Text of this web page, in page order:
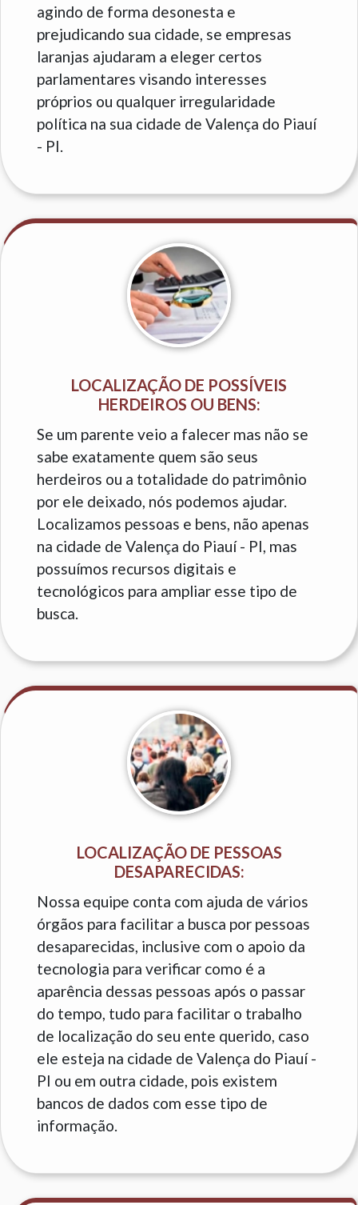
agindo de forma desonesta e
prejudicando sua cidade, se empresas
laranjas ajudaram a eleger certos
parlamentares visando interesses
próprios ou qualquer irregularidade
política na sua cidade de Valença do Piauí
- PI.
LOCALIZAÇÃO DE POSSÍVEIS
HERDEIROS OU BENS:
Se um parente veio a falecer mas não se
sabe exatamente quem são seus
herdeiros ou a totalidade do patrimônio
por ele deixado, nós podemos ajudar.
Localizamos pessoas e bens, não apenas
na cidade de Valença do Piauí - PI, mas
possuímos recursos digitais e
tecnológicos para ampliar esse tipo de
busca.
LOCALIZAÇÃO DE PESSOAS
DESAPARECIDAS:
Nossa equipe conta com ajuda de vários
órgãos para facilitar a busca por pessoas
desaparecidas, inclusive com o apoio da
tecnologia para verificar como é a
aparência dessas pessoas após o passar
do tempo, tudo para facilitar o trabalho
de localização do seu ente querido, caso
ele esteja na cidade de Valença do Piauí -
PI ou em outra cidade, pois existem
bancos de dados com esse tipo de
informação.